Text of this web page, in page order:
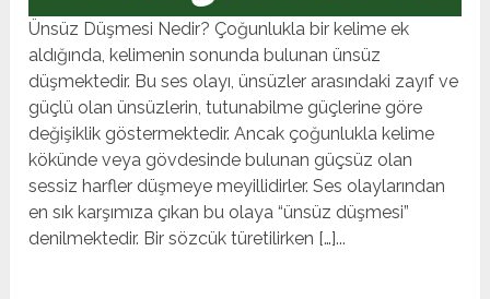
Ünsüz Düşmesi Nedir? Çoğunlukla bir kelime ek
aldığında, kelimenin sonunda bulunan ünsüz
düşmektedir. Bu ses olayı, ünsüzler arasındaki zayıf ve
güçlü olan ünsüzlerin, tutunabilme güçlerine göre
değişiklik göstermektedir. Ancak çoğunlukla kelime
kökünde veya gövdesinde bulunan güçsüz olan
sessiz harfler düşmeye meyillidirler. Ses olaylarından
en sık karşımıza çıkan bu olaya “ünsüz düşmesi”
denilmektedir. Bir sözcük türetilirken […]...